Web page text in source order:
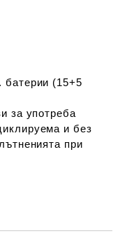
батерии (15+5
за употреба
и без
при